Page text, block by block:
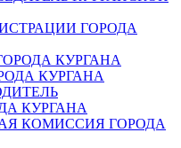
ГОРОДА
КУРГАНА
КУРГАНА
КУРГАНА
КОМИССИЯ ГОРОДА